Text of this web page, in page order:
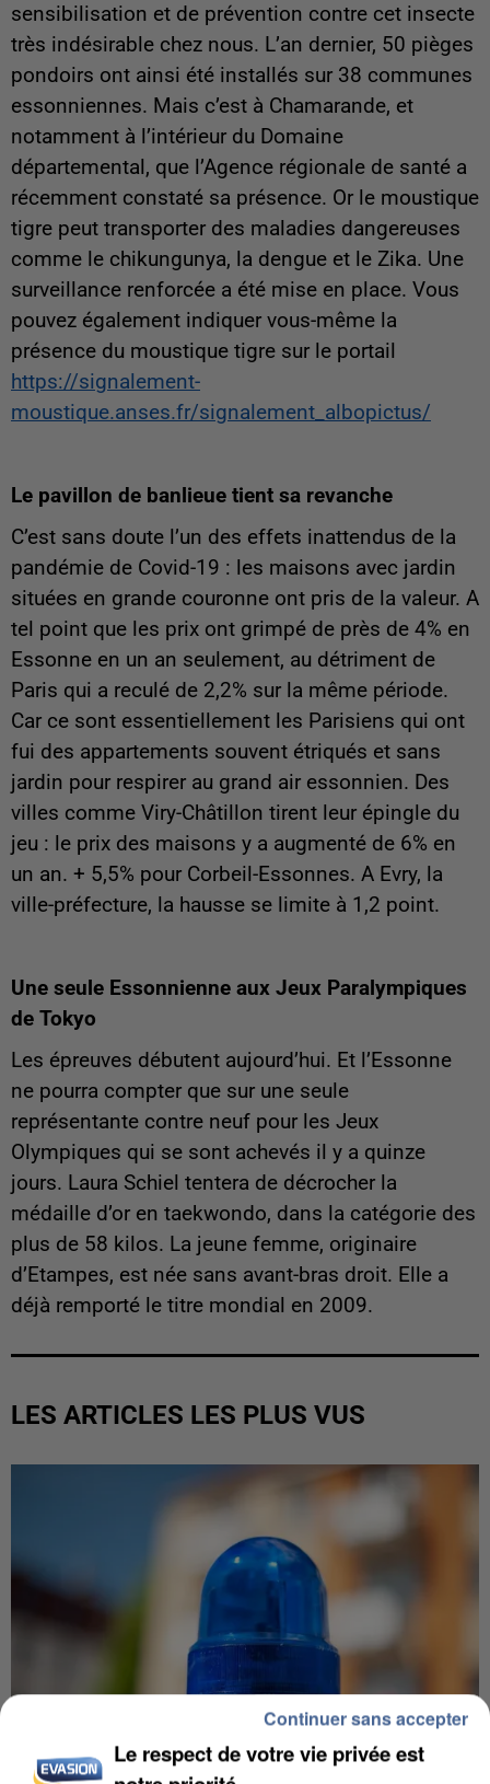
sensibilisation et de prévention contre cet insecte
très indésirable chez nous. L’an dernier, 50 pièges
pondoirs ont ainsi été installés sur 38 communes
essonniennes. Mais c’est à Chamarande, et
notamment à l’intérieur du Domaine
départemental, que l’Agence régionale de santé a
récemment constaté sa présence. Or le moustique
tigre peut transporter des maladies dangereuses
comme le chikungunya, la dengue et le Zika. Une
surveillance renforcée a été mise en place. Vous
pouvez également indiquer vous-même la
présence du moustique tigre sur le portail
https://signalement-
moustique.anses.fr/signalement_albopictus/
Le pavillon de banlieue tient sa revanche
C’est sans doute l’un des effets inattendus de la
pandémie de Covid-19 : les maisons avec jardin
situées en grande couronne ont pris de la valeur. A
tel point que les prix ont grimpé de près de 4% en
Essonne en un an seulement, au détriment de
Paris qui a reculé de 2,2% sur la même période.
Car ce sont essentiellement les Parisiens qui ont
fui des appartements souvent étriqués et sans
jardin pour respirer au grand air essonnien. Des
villes comme Viry-Châtillon tirent leur épingle du
jeu : le prix des maisons y a augmenté de 6% en
un an. + 5,5% pour Corbeil-Essonnes. A Evry, la
ville-préfecture, la hausse se limite à 1,2 point.
Une seule Essonnienne aux Jeux Paralympiques
de Tokyo
Les épreuves débutent aujourd’hui. Et l’Essonne
ne pourra compter que sur une seule
représentante contre neuf pour les Jeux
Olympiques qui se sont achevés il y a quinze
jours. Laura Schiel tentera de décrocher la
médaille d’or en taekwondo, dans la catégorie des
plus de 58 kilos. La jeune femme, originaire
d’Etampes, est née sans avant-bras droit. Elle a
déjà remporté le titre mondial en 2009.
LES ARTICLES LES PLUS VUS
Le respect de votre vie privée est
Continuer sans accepter